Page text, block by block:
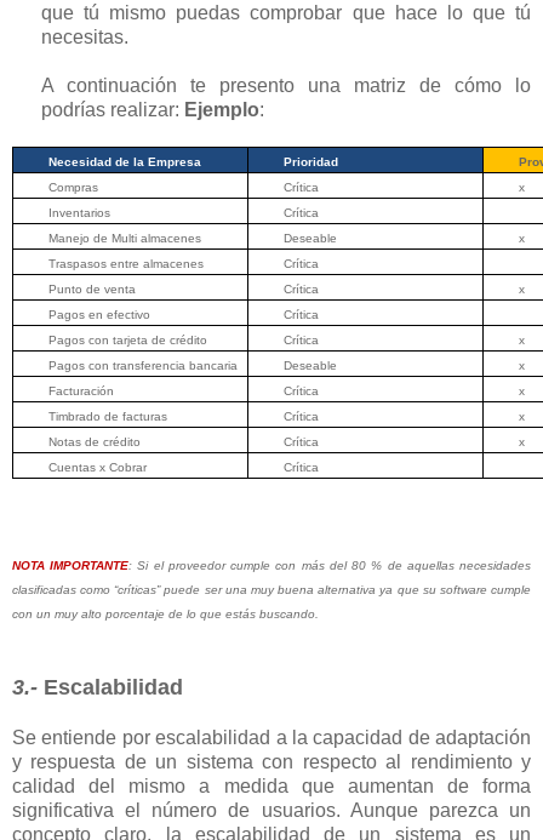
que tú mismo puedas comprobar que hace lo que tú
necesitas.
A continuación te presento una matriz de cómo lo
podrías realizar: Ejemplo:
Necesidad de la Empresa Prioridad
Compras
Crítica
x
Inventarios
Crítica
Manejo de Multi almacenes
Deseable
x
Traspasos entre almacenes
Crítica
Punto de venta
Crítica
x
Pagos en efectivo
Crítica
Pagos con tarjeta de crédito
Crítica
x
Pagos con transferencia bancaria
Deseable
x
Facturación
Crítica
x
Timbrado de facturas
Crítica
x
Notas de crédito
Crítica
x
Cuentas x Cobrar
Crítica
NOTA IMPORTANTE: Si el proveedor cumple con más del 80 % de aquellas necesidades
clasificadas como “críticas” puede ser una muy buena alternativa ya que su software cumple
con un muy alto porcentaje de lo que estás buscando.
3.- Escalabilidad
Se entiende por escalabilidad a la capacidad de adaptación
y respuesta de un sistema con respecto al rendimiento y
calidad del mismo a medida que aumentan de forma
significativa el número de usuarios. Aunque parezca un
concepto claro, la escalabilidad de un sistema es un